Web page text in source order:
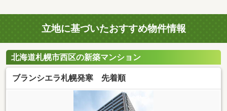
立地に基づいたおすすめ物件情報
北海道札幌市西区の新築マンション
ブランシエラ札幌発寒 先着順